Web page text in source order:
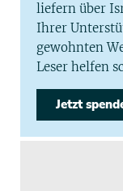
liefern über
Ihrer
gewohnten
Leser helfen
Jetzt